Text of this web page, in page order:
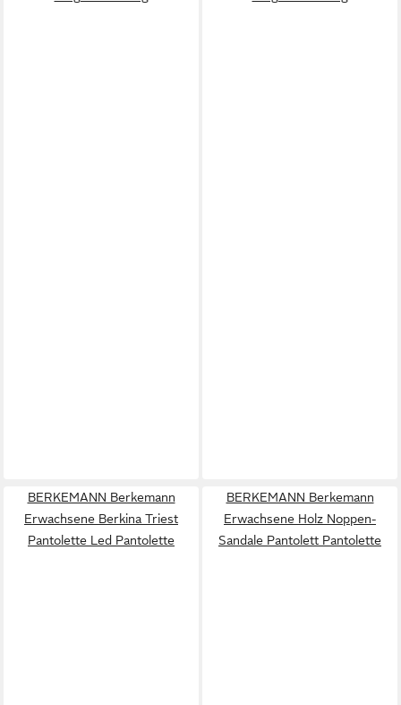
BERKEMANN Berkemann
Erwachsene Berkina Triest
Pantolette Led Pantolette
BERKEMANN Berkemann
Erwachsene Holz Noppen-
Sandale Pantolett Pantolette